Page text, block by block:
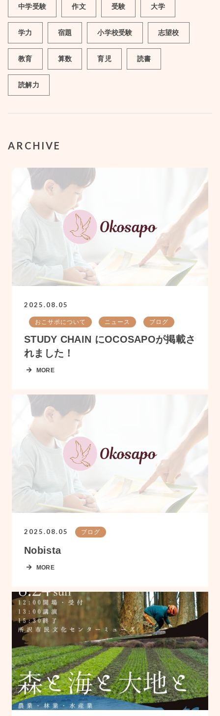
中学受験 作文 受験 大学
学力 宿題 小学校受験 志望校
教育 算数 育児 読書
読解力
ARCHIVE
2025.08.05
おこサポについて ニュース ブログ
STUDY CHAIN にOCOSAPOが掲載さ
れました！
MORE
2025.08.05 ブログ
Nobista
MORE